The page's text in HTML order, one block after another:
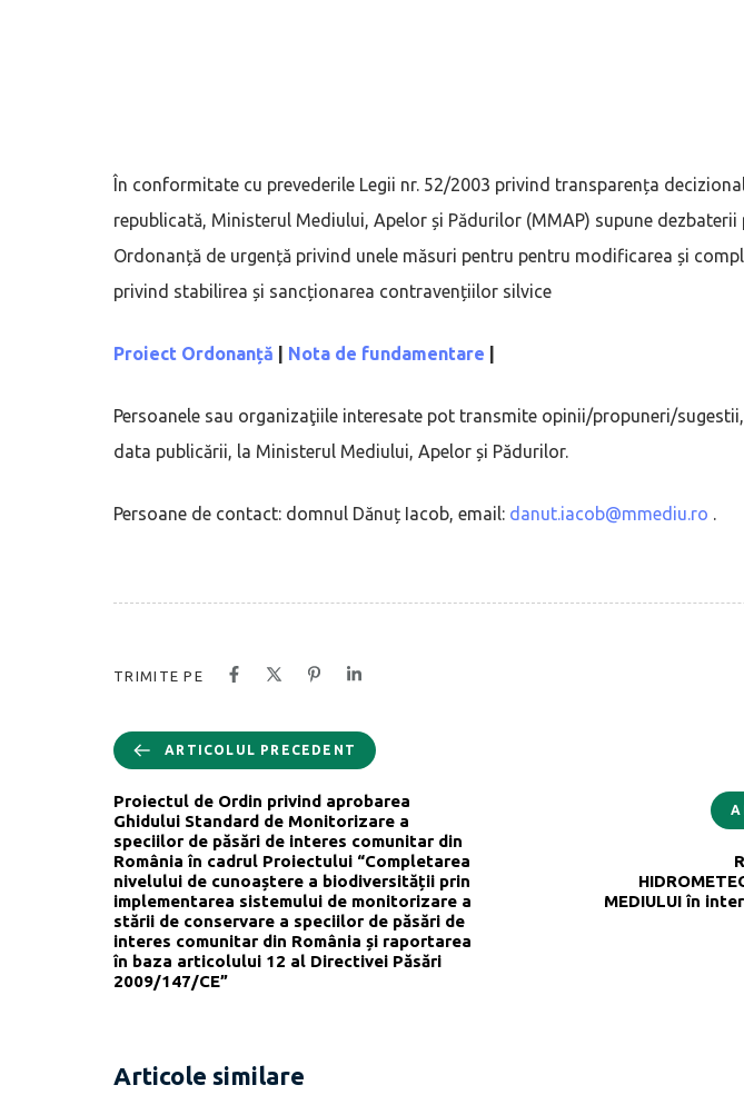
În conformitate cu prevederile Legii nr. 52/2003 privind transparența
republicată, Ministerul Mediului, Apelor și Pădurilor (MMAP) supune
Ordonanță de urgență privind unele măsuri pentru pentru modificarea și
privind stabilirea și sancționarea contravențiilor silvice
Proiect Ordonanță Nota de fundamentare
Persoanele sau organizaţiile interesate pot transmite opinii/propuneri/
data publicării, la Ministerul Mediului, Apelor și Pădurilor.
Persoane de contact: domnul Dănuț Iacob, email: danut.iacob@mmediu.ro .
TRIMITE PE
ARTICOLUL PRECEDENT
Proiectul de Ordin privind aprobarea
Ghidului Standard de Monitorizare a
speciilor de păsări de interes comunitar din
România în cadrul Proiectului “Completarea
nivelului de cunoaștere a biodiversității prin
implementarea sistemului de monitorizare a
stării de conservare a speciilor de păsări de
interes comunitar din România și raportarea
în baza articolului 12 al Directivei Păsări
2009/147/CE”
MEDIULUI în
Articole similare